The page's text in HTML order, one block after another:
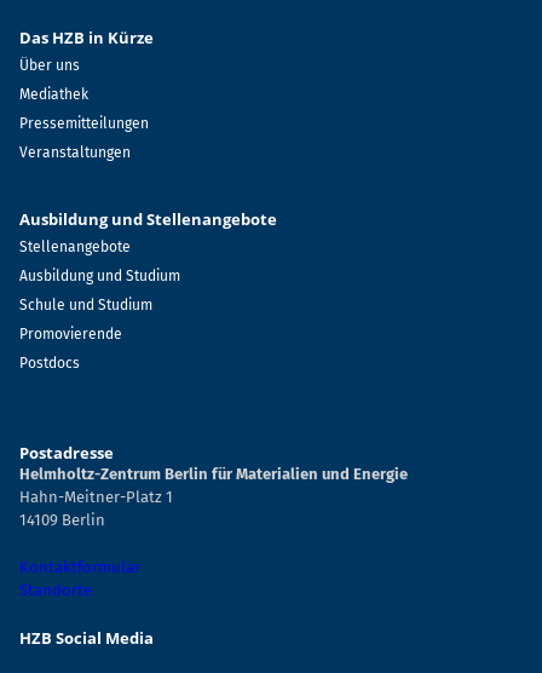
Das HZB in Kürze
Über uns
Mediathek
Pressemitteilungen
Veranstaltungen
Ausbildung und Stellenangebote
Stellenangebote
Ausbildung und Studium
Schule und Studium
Promovierende
Postdocs
Postadresse
Helmholtz-Zentrum Berlin für Materialien und Energie
Hahn-Meitner-Platz 1
14109 Berlin
Kontaktformular
Standorte
HZB Social Media